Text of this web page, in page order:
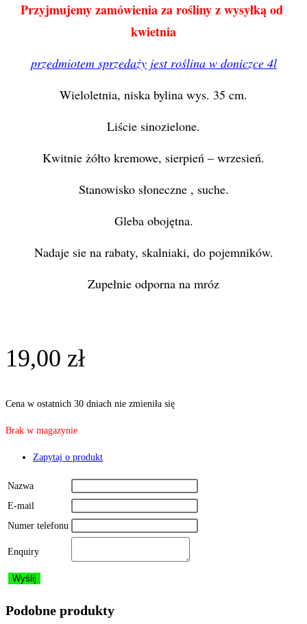
Przyjmujemy zamówienia za rośliny z wysyłką od
kwietnia
przedmiotem sprzedaży jest roślina w doniczce 4l
Wieloletnia, niska bylina wys. 35 cm.
Liście sinozielone.
Kwitnie żółto kremowe, sierpień – wrzesień.
Stanowisko słoneczne , suche.
Gleba obojętna.
Nadaje sie na rabaty, skalniaki, do pojemników.
Zupełnie odporna na mróz
19,00 zł
Cena w ostatnich 30 dniach nie zmieniła się
Brak w magazynie
Zapytaj o produkt
Nazwa
E-mail
Numer telefonu
Enquiry
Podobne produkty